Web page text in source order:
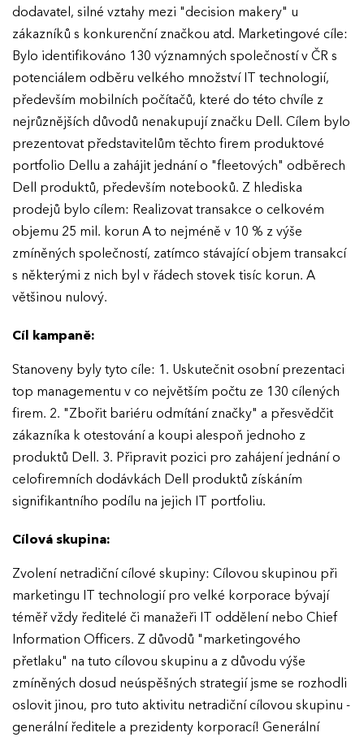
dodavatel, silné vztahy mezi "decision makery" u
zákazníků s konkurenční značkou atd. Marketingové cíle:
Bylo identifikováno 130 významných společností v ČR s
potenciálem odběru velkého množství IT technologií,
především mobilních počítačů, které do této chvíle z
nejrůznějších důvodů nenakupují značku Dell. Cílem bylo
prezentovat představitelům těchto firem produktové
portfolio Dellu a zahájit jednání o "fleetových" odběrech
Dell produktů, především notebooků. Z hlediska
prodejů bylo cílem: Realizovat transakce o celkovém
objemu 25 mil. korun A to nejméně v 10 % z výše
zmíněných společností, zatímco stávající objem transakcí
s některými z nich byl v řádech stovek tisíc korun. A
většinou nulový.
Cíl kampaně:
Stanoveny byly tyto cíle: 1. Uskutečnit osobní prezentaci
top managementu v co největším počtu ze 130 cílených
firem. 2. "Zbořit bariéru odmítání značky" a přesvědčit
zákazníka k otestování a koupi alespoň jednoho z
produktů Dell. 3. Připravit pozici pro zahájení jednání o
celofiremních dodávkách Dell produktů získáním
signifikantního podílu na jejich IT portfoliu.
Cílová skupina:
Zvolení netradiční cílové skupiny: Cílovou skupinou při
marketingu IT technologií pro velké korporace bývají
téměř vždy ředitelé či manažeři IT oddělení nebo Chief
Information Officers. Z důvodů "marketingového
přetlaku" na tuto cílovou skupinu a z důvodu výše
zmíněných dosud neúspěšných strategií jsme se rozhodli
oslovit jinou, pro tuto aktivitu netradiční cílovou skupinu -
generální ředitele a prezidenty korporací! Generální